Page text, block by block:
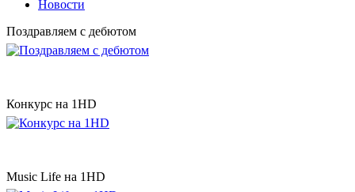
Новости
Поздравляем с дебютом
Конкурс на 1HD
Music Life на 1HD